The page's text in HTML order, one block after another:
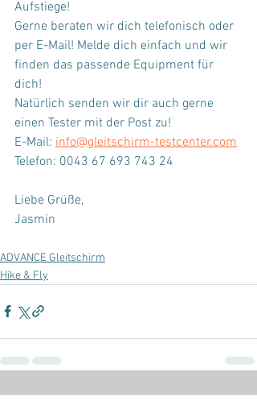
Aufstiege!
Gerne beraten wir dich telefonisch oder
per E-Mail! Melde dich einfach und wir
finden das passende Equipment für
dich!
Natürlich senden wir dir auch gerne
einen Tester mit der Post zu!
E-Mail: info@gleitschirm-testcenter.com
Telefon: 0043 67 693 743 24
Liebe Grüße,
Jasmin
ADVANCE Gleitschirm
Hike & Fly